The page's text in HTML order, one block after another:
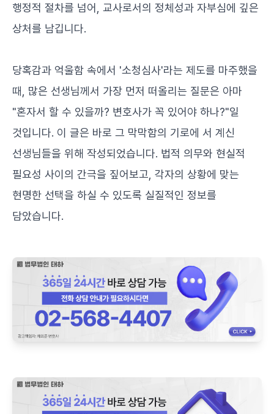
행정적 절차를 넘어, 교사로서의 정체성과 자부심에 깊은
상처를 남깁니다.
당혹감과 억울함 속에서 '소청심사'라는 제도를 마주했을
때, 많은 선생님께서 가장 먼저 떠올리는 질문은 아마
"혼자서 할 수 있을까? 변호사가 꼭 있어야 하나?"일
것입니다. 이 글은 바로 그 막막함의 기로에 서 계신
선생님들을 위해 작성되었습니다. 법적 의무와 현실적
필요성 사이의 간극을 짚어보고, 각자의 상황에 맞는
현명한 선택을 하실 수 있도록 실질적인 정보를
담았습니다.